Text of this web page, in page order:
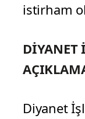
istirham
DİYANET
Diyanet